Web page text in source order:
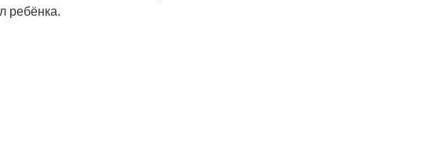
ребёнка.